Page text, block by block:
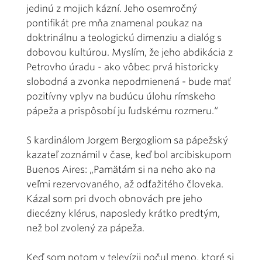
jedinú z mojich kázní. Jeho osemročný
pontifikát pre mňa znamenal poukaz na
doktrinálnu a teologickú dimenziu a dialóg s
dobovou kultúrou. Myslím, že jeho abdikácia z
Petrovho úradu - ako vôbec prvá historicky
slobodná a zvonka nepodmienená - bude mať
pozitívny vplyv na budúcu úlohu rímskeho
pápeža a prispôsobí ju ľudskému rozmeru.“
S kardinálom Jorgem Bergogliom sa pápežský
kazateľ zoznámil v čase, keď bol arcibiskupom
Buenos Aires: „Pamätám si na neho ako na
veľmi rezervovaného, až odťažitého človeka.
Kázal som pri dvoch obnovách pre jeho
diecézny klérus, naposledy krátko predtým,
než bol zvolený za pápeža.
Keď som potom v televízii počul meno, ktoré si